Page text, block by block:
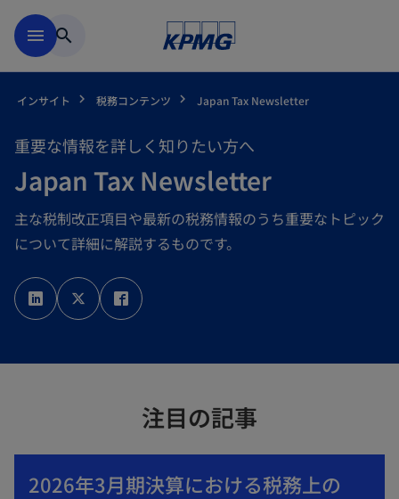
menu search
インサイト 税務コンテンツ Japan Tax Newsletter
重要な情報を詳しく知りたい方へ
Japan Tax Newsletter
主な税制改正項目や最新の税務情報のうち重要なトピック
について詳細に解説するものです。
新
し
い
タ
新
し
い
タ
し
い
注目の記事
2026年3月期決算における税務上の